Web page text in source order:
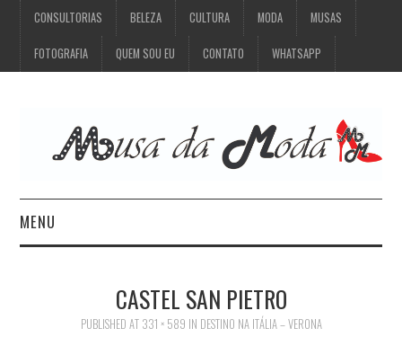
CONSULTORIAS BELEZA CULTURA MODA MUSAS
FOTOGRAFIA QUEM SOU EU CONTATO WHATSAPP
MENU
CASTEL SAN PIETRO
PUBLISHED AT 331 × 589 IN DESTINO NA ITÁLIA – VERONA